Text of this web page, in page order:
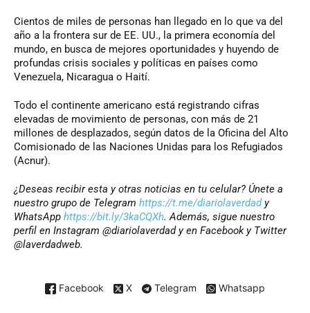
Cientos de miles de personas han llegado en lo que va del
año a la frontera sur de EE. UU., la primera economía del
mundo, en busca de mejores oportunidades y huyendo de
profundas crisis sociales y políticas en países como
Venezuela, Nicaragua o Haití.
Todo el continente americano está registrando cifras
elevadas de movimiento de personas, con más de 21
millones de desplazados, según datos de la Oficina del Alto
Comisionado de las Naciones Unidas para los Refugiados
(Acnur).
¿Deseas recibir esta y otras noticias en tu celular? Únete a
nuestro grupo de Telegram https://t.me/diariolaverdady
WhatsApp https://bit.ly/3kaCQXh. Además, sigue nuestro
perfil en Instagram @diariolaverdad y en Facebook y Twitter
@laverdadweb.
Facebook X Telegram Whatsapp